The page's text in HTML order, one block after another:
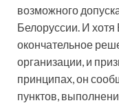
возможного
Белоруссии. И хотя
окончательное
организации, и
принципах, он
пунктов,